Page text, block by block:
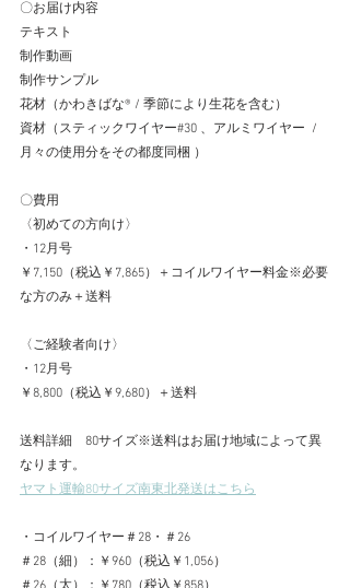
〇お届け内容
テキスト
制作動画
制作サンプル
花材（かわきばな®︎ / 季節により生花を含む）
資材（スティックワイヤー#30 、アルミワイヤー  /
月々の使用分をその都度同梱 ）
〇費用
〈初めての方向け〉
・12月号
￥7,150（税込￥7,865）＋コイルワイヤー料金※必要
な方のみ＋送料
〈ご経験者向け〉
・12月号
￥8,800（税込￥9,680）＋送料
送料詳細　80サイズ※送料はお届け地域によって異
なります。
ヤマト運輸80サイズ南東北発送はこちら
・コイルワイヤー＃28・＃26
＃28（細）：￥960（税込￥1,056）